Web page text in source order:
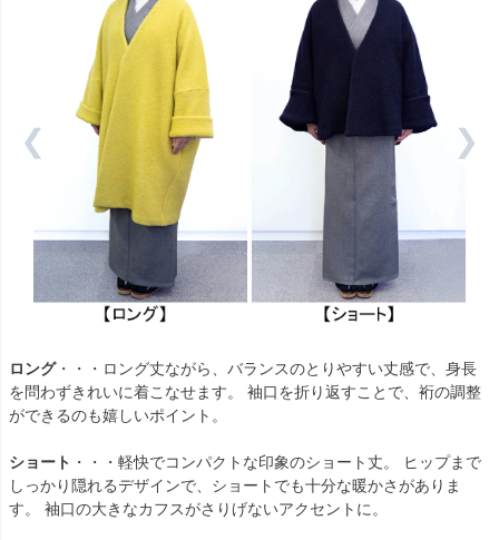
❮ ❯
ロング・・・ロング丈ながら、バランスのとりやすい丈感で、身長
を問わずきれいに着こなせます。 袖口を折り返すことで、裄の調整
ができるのも嬉しいポイント。
ショート ・・・軽快でコンパクトな印象のショート丈。 ヒップまで
しっかり隠れるデザインで、ショートでも十分な暖かさがありま
す。 袖口の大きなカフスがさりげないアクセントに。